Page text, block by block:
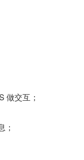
做交互；
；